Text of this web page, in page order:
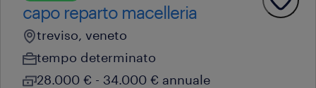
capo reparto macelleria
treviso, veneto
tempo determinato
28.000 € - 34.000 € annuale